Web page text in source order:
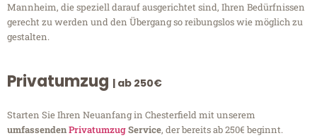
Mannheim, die speziell darauf ausgerichtet sind, Ihren Bedürfnissen
gerecht zu werden und den Übergang so reibungslos wie möglich zu
gestalten.
Privatumzug | ab 250€
Starten Sie Ihren Neuanfang in Chesterfield mit unserem
umfassendenPrivatumzugService, der bereits ab 250€ beginnt.